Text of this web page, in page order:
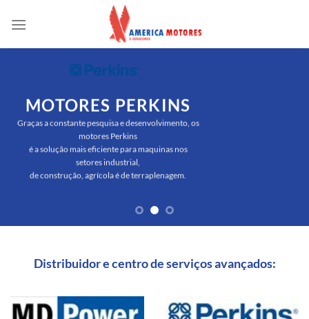
MOTORES PERKINS
Graças a constante pesquisa e desenvolvimento, os
motores Perkins
é a solução mais eficiente para maquinas nos
setores industrial,
de construção, agrícola é de terraplenagem.
Distribuidor e centro de serviços avançados: